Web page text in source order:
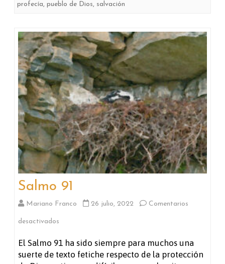
profecía, pueblo de Dios, salvación
Salmo 91
Mariano Franco 26 julio, 2022 Comentarios
desactivados
Salmo
91
El Salmo 91 ha sido siempre para muchos una
suerte de texto fetiche respecto de la protección